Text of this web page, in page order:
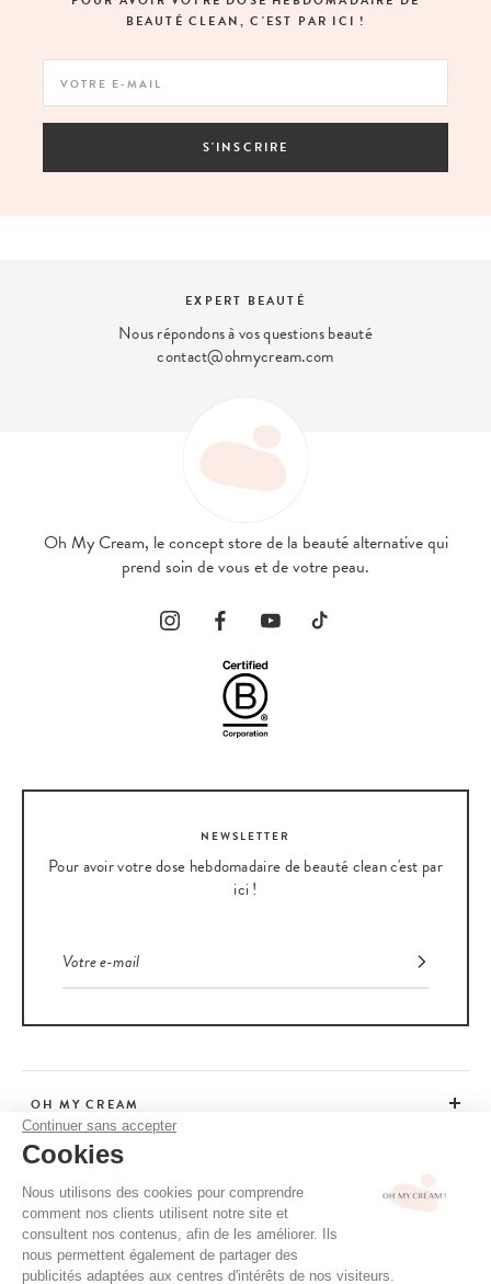
Continuer sans accepter
Cookies
Nous utilisons des cookies pour comprendre
comment nos clients utilisent notre site et
consultent nos contenus, afin de les améliorer. Ils
nous permettent également de partager des
publicités adaptées aux centres d'intérêts de nos visiteurs.
BEAUTÉ CLEAN, C'EST PAR ICI !
S'INSCRIRE
EXPERT BEAUTÉ
Nous répondons à vos questions beauté
contact@ohmycream.com
Oh My Cream, le concept store de la beauté alternative qui
prend soin de vous et de votre peau.
NEWSLETTER
Pour avoir votre dose hebdomadaire de beauté clean c'est par
ici !
OH MY CREAM
SERVICE CLIENT
CONSEILS